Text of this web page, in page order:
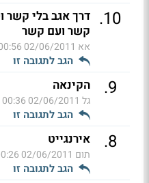
10
. דרך אגב בלי קשר
קשר ועם קשר
אא 02/06/2011 00:56
הגב לתגובה זו
9
. הקינאה
גל 02/06/2011 00:36
הגב לתגובה זו
8
. אירנגייט
תום 02/06/2011 00:26
הגב לתגובה זו